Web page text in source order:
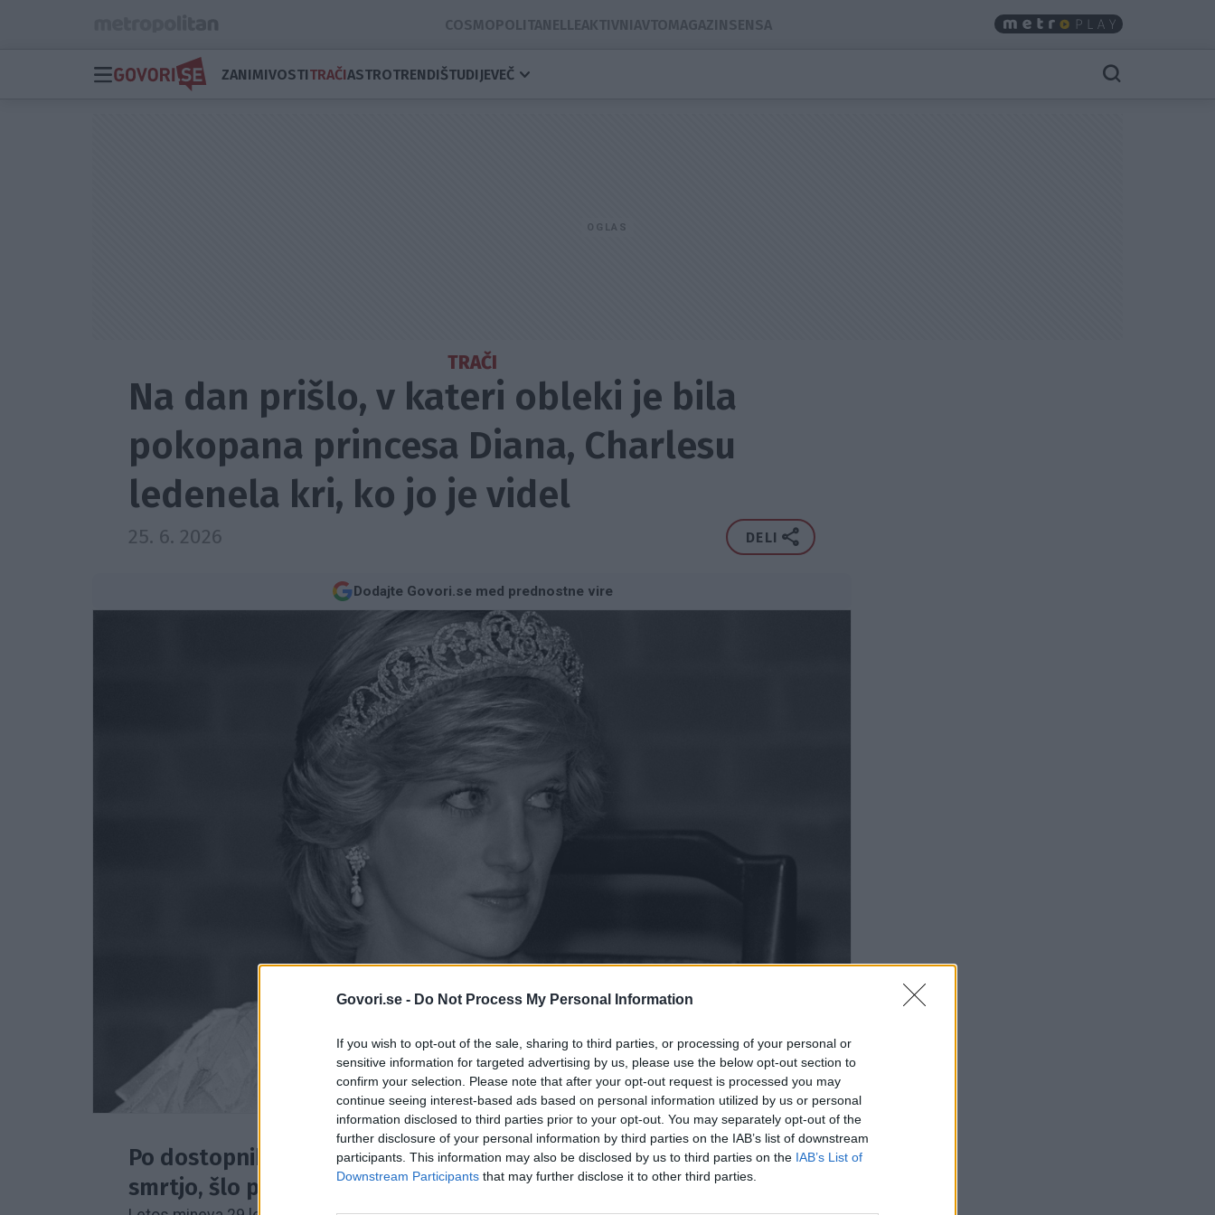
Govori.se - Do Not Process My Personal Information
If you wish to opt-out of the sale, sharing to third parties, or processing of your personal or
sensitive information for targeted advertising by us, please use the below opt-out section to
confirm your selection. Please note that after your opt-out request is processed you may
continue seeing interest-based ads based on personal information utilized by us or personal
information disclosed to third parties prior to your opt-out. You may separately opt-out of the
further disclosure of your personal information by third parties on the IAB’s list of downstream
participants. This information may also be disclosed by us to third parties on the IAB’s List of
Downstream Participants that may further disclose it to other third parties.
COSMOPOLITANELLEAKTIVNIAVTOMAGAZINSENSA
ZANIMIVOSTITRAČIASTROTRENDIŠTUDIJEVEČ
TRAČI
Na dan prišlo, v kateri obleki je bila
pokopana princesa Diana, Charlesu
ledenela kri, ko jo je videl
25. 6. 2026 DELI
Dodajte Govori.se med prednostne vire
Profimedia
Po dostopnih informacijah je Diana obleko izbrala sama tik pred
smrtjo, šlo pa je za model, ki ji je bil posebej pri srcu.